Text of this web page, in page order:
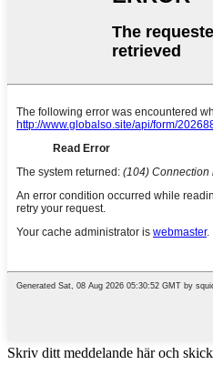
Skriv ditt meddelande här och